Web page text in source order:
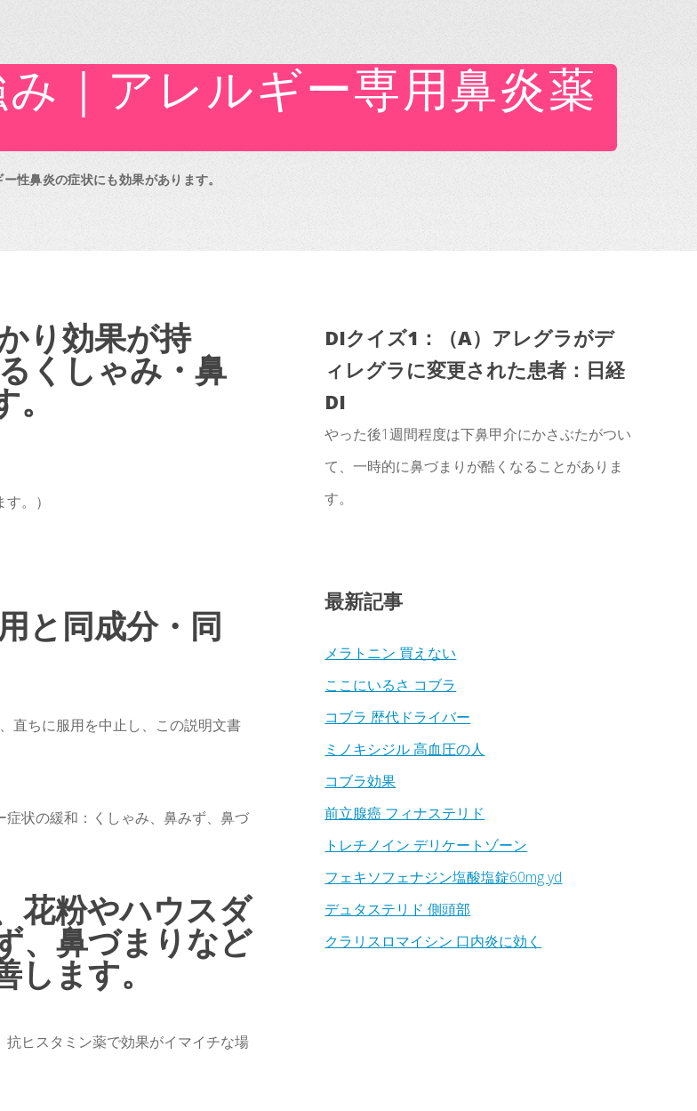
｜アレルギー専用鼻炎薬
性鼻炎の症状にも効果があります。
り効果が持
くしゃみ・鼻
。
。）
と同成分・同
直ちに服用を中止し、この説明文書
状の緩和：くしゃみ、鼻みず、鼻づ
花粉やハウスダ
、鼻づまりなど
ます。
ヒスタミン薬で効果がイマイチな場
DIクイズ1：（A）アレグラがデ
ィレグラに変更された患者：日経
DI
やった後1週間程度は下鼻甲介にかさぶたがつい
て、一時的に鼻づまりが酷くなることがありま
す。
最新記事
メラトニン 買えない
ここにいるさ コブラ
コブラ 歴代ドライバー
ミノキシジル 高血圧の人
コブラ効果
前立腺癌 フィナステリド
トレチノイン デリケートゾーン
フェキソフェナジン塩酸塩錠60mg yd
デュタステリド 側頭部
クラリスロマイシン 口内炎に効く